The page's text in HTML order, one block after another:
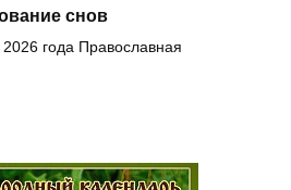
снов
2026 года Православная